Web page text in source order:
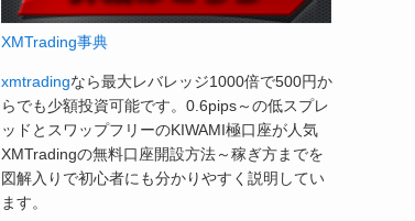
XMTrading事典
xmtradingなら最大レバレッジ1000倍で500円か
らでも少額投資可能です。0.6pips～の低スプレ
ッドとスワップフリーのKIWAMI極口座が人気
XMTradingの無料口座開設方法～稼ぎ方までを
図解入りで初心者にも分かりやすく説明してい
ます。